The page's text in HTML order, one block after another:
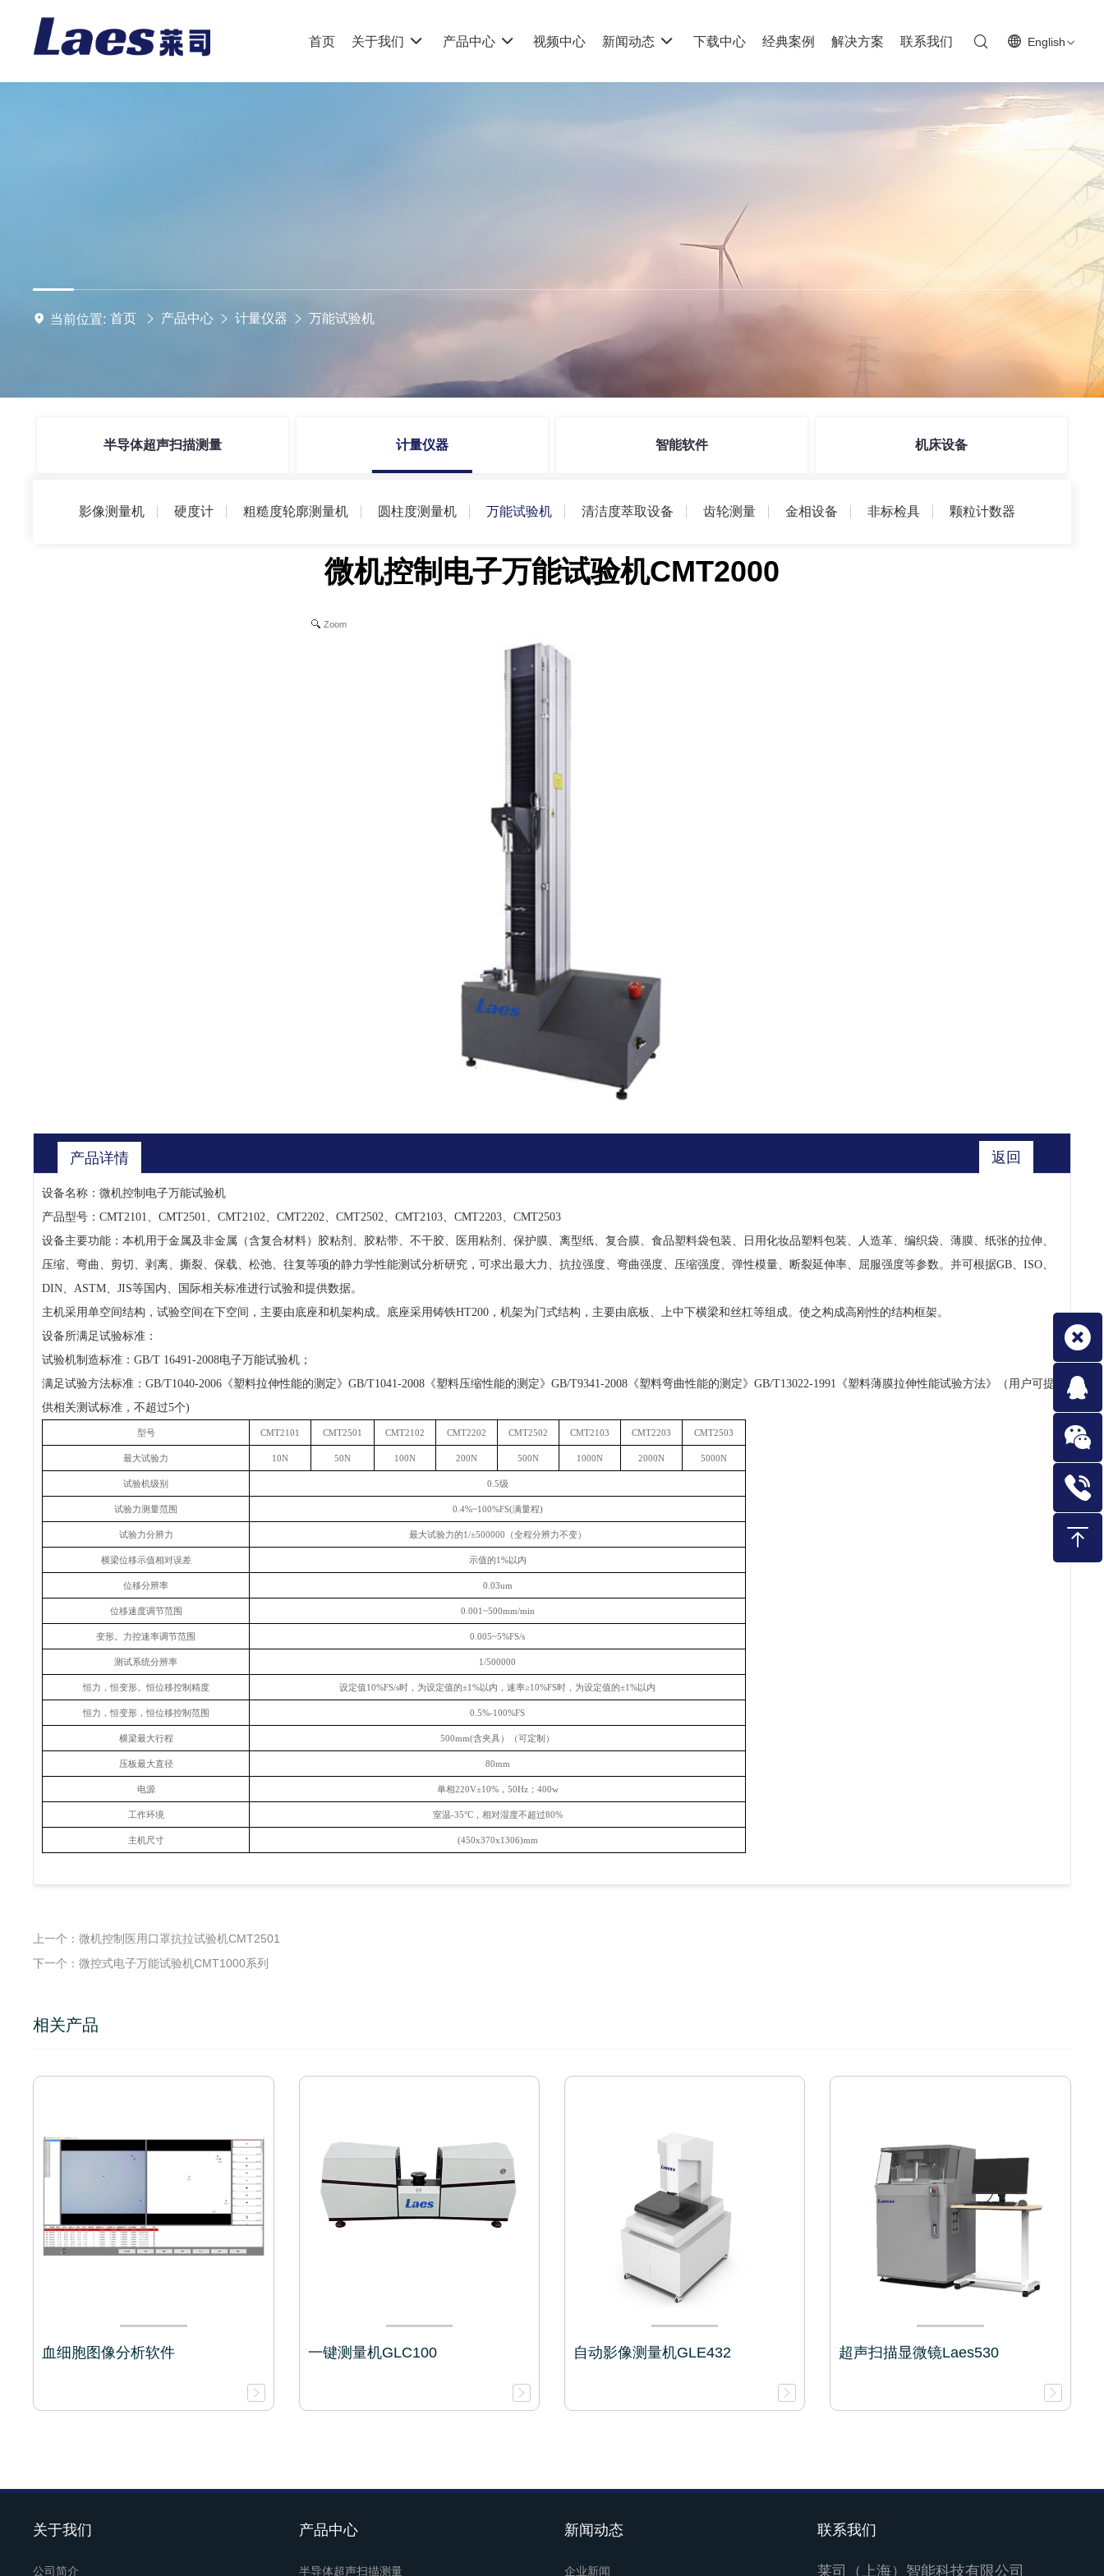
首页 关于我们 产品中心 视频中心 新闻动态 下载中心 经典案例 解决方案 联系我们 English
当前位置: 首页 产品中心 计量仪器 万能试验机
半导体超声扫描测量 计量仪器 智能软件 机床设备
影像测量机 硬度计 粗糙度轮廓测量机 圆柱度测量机 万能试验机 清洁度萃取设备 齿轮测量 金相设备 非标检具 颗粒计数器
微机控制电子万能试验机CMT2000
Zoom
产品详情 返回
设备名称：微机控制电子万能试验机
产品型号：CMT2101、CMT2501、CMT2102、CMT2202、CMT2502、CMT2103、CMT2203、CMT2503
设备主要功能：本机用于金属及非金属（含复合材料）胶粘剂、胶粘带、不干胶、医用粘剂、保护膜、离型纸、复合膜、食品塑料袋包装、日用化妆品塑料包装、人造革、编织袋、薄膜、纸张的拉伸、
压缩、弯曲、剪切、剥离、撕裂、保载、松弛、往复等项的静力学性能测试分析研究，可求出最大力、抗拉强度、弯曲强度、压缩强度、弹性模量、断裂延伸率、屈服强度等参数。并可根据GB、ISO、
DIN、ASTM、JIS等国内、国际相关标准进行试验和提供数据。
主机采用单空间结构，试验空间在下空间，主要由底座和机架构成。底座采用铸铁HT200，机架为门式结构，主要由底板、上中下横梁和丝杠等组成。使之构成高刚性的结构框架。
设备所满足试验标准：
试验机制造标准：GB/T 16491-2008电子万能试验机；
满足试验方法标准：GB/T1040-2006《塑料拉伸性能的测定》GB/T1041-2008《塑料压缩性能的测定》GB/T9341-2008《塑料弯曲性能的测定》GB/T13022-1991《塑料薄膜拉伸性能试验方法》（用户可提
供相关测试标准，不超过5个)
型号 CMT2101 CMT2501 CMT2102 CMT2202 CMT2502 CMT2103 CMT2203 CMT2503
最大试验力 10N 50N 100N 200N 500N 1000N 2000N 5000N
试验机级别 0.5级
试验力测量范围 0.4%~100%FS(满量程)
试验力分辨力 最大试验力的 1/±500000（全程分辨力不变）
横梁位移示值相对误差 示值的 1%以内
位移分辨率 0.03um
位移速度调节范围 0.001~500mm/min
变形。力控速率调节范围 0.005~5%FS/s
测试系统分辨率 1/500000
恒力，恒变形。恒位移控制精度 设定值 10%FS/s时，为设定值的±1%以内，速率≥10%FS时，为设定值的±1%以内
恒力，恒变形，恒位移控制范围 0.5%-100%FS
横梁最大行程 500mm(含夹具）（可定制）
压板最大直径 80mm
电源 单相220V±10%，50Hz；400w
工作环境 室温-35°C，相对湿度不超过80%
主机尺寸 (450x370x1306)mm
上一个：微机控制医用口罩抗拉试验机CMT2501
下一个：微控式电子万能试验机CMT1000系列
相关产品
血细胞图像分析软件 一键测量机GLC100 自动影像测量机GLE432 超声扫描显微镜Laes530
关于我们
公司简介
产品中心
半导体超声扫描测量
新闻动态
企业新闻
联系我们
莱司（上海）智能科技有限公司